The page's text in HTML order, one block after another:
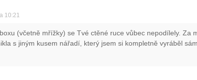
10:21
(včetně mřížky) se Tvé ctěné ruce vůbec nepodílely. Za
s jiným kusem nářadí, který jsem si kompletně vyráběl